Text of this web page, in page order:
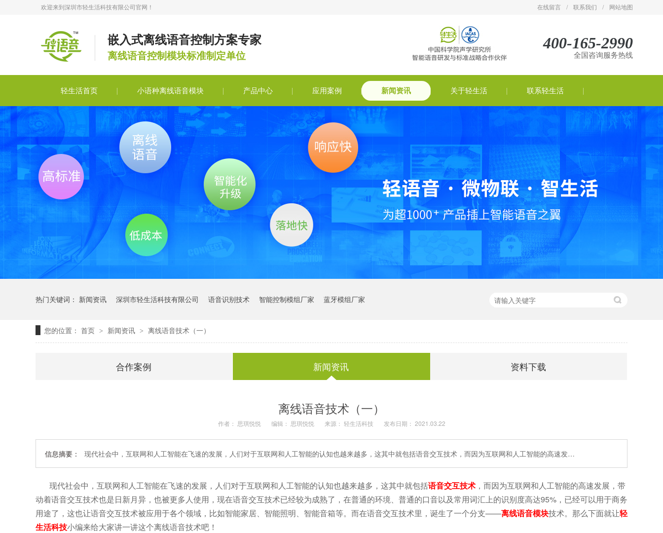
在线留言 / 联系我们 / 网站地图
欢迎来到深圳市轻生活科技有限公司官网！
嵌入式离线语音控制方案专家
离线语音控制模块标准制定单位
400-165-2990
全国咨询服务热线
轻生活首页 小语种离线语音模块 产品中心 应用案例 新闻资讯 关于轻生活 联系轻生活
轻语音技术
热门关键词： 新闻资讯 深圳市轻生活科技有限公司 语音识别技术 智能控制模组厂家 蓝牙模组厂家
您的位置： 首页 > 新闻资讯 > 离线语音技术（一）
合作案例 新闻资讯 资料下载
离线语音技术（一）
作者： 思琪悦悦 编辑： 思琪悦悦 来源： 轻生活科技 发布日期： 2021.03.22
信息摘要： 现代社会中，互联网和人工智能在飞速的发展，人们对于互联网和人工智能的认知也越来越多，这其中就包括语音交互技术，而因为互联网和人工智能的高速发…
现代社会中，互联网和人工智能在飞速的发展，人们对于互联网和人工智能的认知也越来越多，这其中就包括语音交互技术 ，而因为互联网和人工智能的高速发展，带
动着语音交互技术也是日新月异，也被更多人使用，现在语音交互技术已经较为成熟了，在普通的环境、普通的口音以及常用词汇上的识别度高达95% ，已经可以用于商务
用途了，这也让语音交互技术被应用于各个领域，比如智能家居、智能照明、智能音箱等。而在语音交互技术里，诞生了一个分支——离线语音模块技术。那么下面就让轻
生活科技小编来给大家讲一讲这个离线语音技术吧！